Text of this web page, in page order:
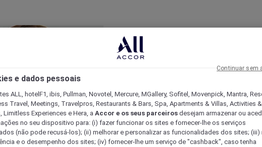
e dados pessoais
ALL, hotelF1, ibis, Pullman, Novotel, Mercure, MGallery, Sofitel, Movenpick, Mantra,
Travel, Meetings, Travelpros, Restaurants & Bars, Spa, Apartments & Villas, Activities &
Limitless Experiences e Hera, a Accor e os seus parceiros desejam armazenar ou
no seu dispositivo para: (i) fazer funcionar os sites e fornecer-lhe os serviços
(não pode recusá-los); (ii) melhorar e personalizar as funcionalidades dos sites; (iii)
e o desempenho dos sites; (iv) fornecer-lhe um serviço de "cashback", caso tenha
Continuar sem